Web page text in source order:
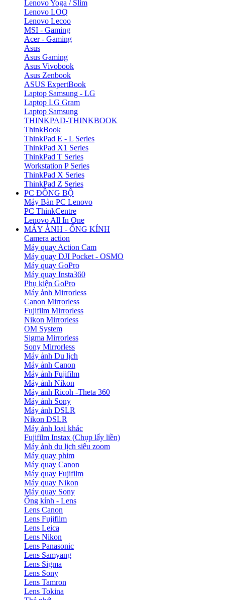
Lenovo Yoga / Slim
Lenovo LOQ
Lenovo Lecoo
MSI - Gaming
Acer - Gaming
Asus
Asus Gaming
Asus Vivobook
Asus Zenbook
ASUS ExpertBook
Laptop Samsung - LG
Laptop LG Gram
Laptop Samsung
THINKPAD-THINKBOOK
ThinkBook
ThinkPad E - L Series
ThinkPad X1 Series
ThinkPad T Series
Workstation P Series
ThinkPad X Series
ThinkPad Z Series
PC ĐỒNG BỘ
Máy Bàn PC Lenovo
PC ThinkCentre
Lenovo All In One
MÁY ẢNH - ỐNG KÍNH
Camera action
Máy quay Action Cam
Máy quay DJI Pocket - OSMO
Máy quay GoPro
Máy quay Insta360
Phụ kiện GoPro
Máy ảnh Mirrorless
Canon Mirrorless
Fujifilm Mirrorless
Nikon Mirrorless
OM System
Sigma Mirrorless
Sony Mirrorless
Máy ảnh Du lịch
Máy ảnh Canon
Máy ảnh Fujifilm
Máy ảnh Nikon
Máy ảnh Ricoh -Theta 360
Máy ảnh Sony
Máy ảnh DSLR
Nikon DSLR
Máy ảnh loại khác
Fujifilm Instax (Chụp lấy liền)
Máy ảnh du lịch siêu zoom
Máy quay phim
Máy quay Canon
Máy quay Fujifilm
Máy quay Nikon
Máy quay Sony
Ống kính - Lens
Lens Canon
Lens Fujifilm
Lens Leica
Lens Nikon
Lens Panasonic
Lens Samyang
Lens Sigma
Lens Sony
Lens Tamron
Lens Tokina